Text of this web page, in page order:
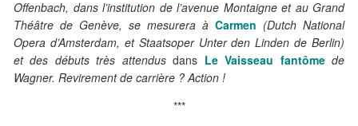
Offenbach, dans l’institution de l’avenue Montaigne et au Grand
Théâtre de Genève, se mesurera à Carmen (Dutch National
Opera d’Amsterdam, et Staatsoper Unter den Linden de Berlin)
et des débuts très attendusdans Le Vaisseau fantôme de
Wagner. Revirement de carrière ? Action !
***